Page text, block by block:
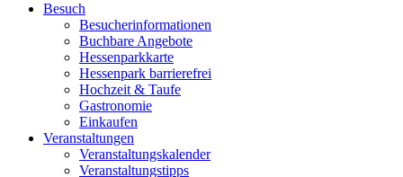
Besuch
Besucherinformationen
Buchbare Angebote
Hessenparkkarte
Hessenpark barrierefrei
Hochzeit & Taufe
Gastronomie
Einkaufen
Veranstaltungen
Veranstaltungskalender
Veranstaltungstipps